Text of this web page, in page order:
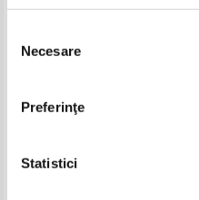
consimțământului
Necesare
Preferinţe
Statistici
Pret:24,00 Lei